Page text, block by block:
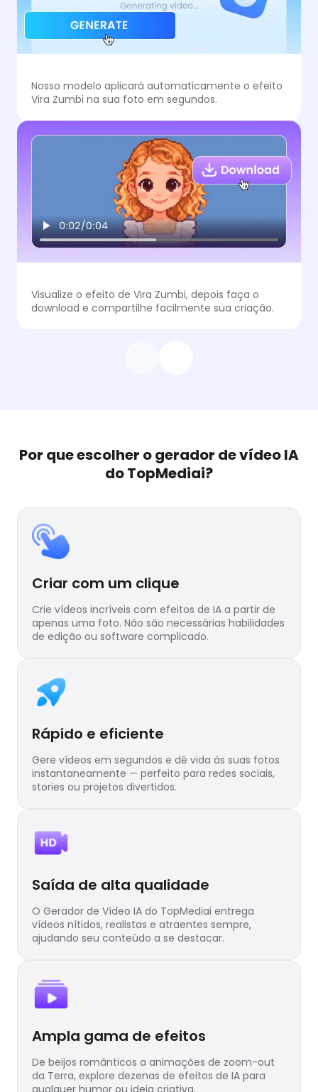
Nosso modelo aplicará automaticamente o efeito
Vira Zumbi na sua foto em segundos.
Visualize o efeito de Vira Zumbi, depois faça o
download e compartilhe facilmente sua criação.
Por que escolher o gerador de vídeo IA
do TopMediai?
Criar com um clique
Crie vídeos incríveis com efeitos de IA a partir de
apenas uma foto. Não são necessárias habilidades
de edição ou software complicado.
Rápido e eficiente
Gere vídeos em segundos e dê vida às suas fotos
instantaneamente — perfeito para redes sociais,
stories ou projetos divertidos.
Saída de alta qualidade
O Gerador de Vídeo IA do TopMediai entrega
vídeos nítidos, realistas e atraentes sempre,
ajudando seu conteúdo a se destacar.
Ampla gama de efeitos
De beijos românticos a animações de zoom-out
da Terra, explore dezenas de efeitos de IA para
qualquer humor ou ideia criativa.